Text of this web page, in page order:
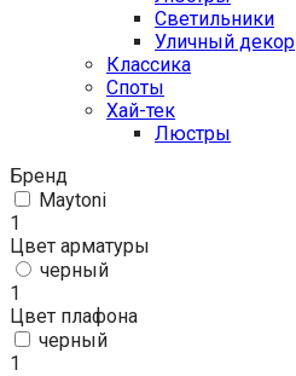
Светильники
Уличный декор
Классика
Споты
Хай-тек
Люстры
Бренд
Maytoni
1
Цвет арматуры
черный
1
Цвет плафона
черный
1